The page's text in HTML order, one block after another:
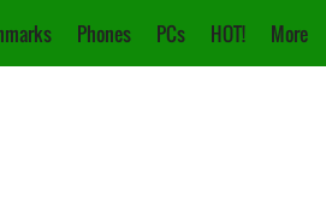
Phones PCs HOT! More